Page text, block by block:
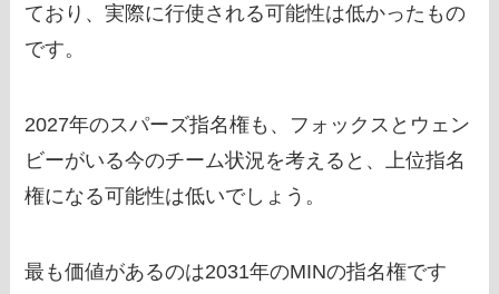
ており、実際に行使される可能性は低かったもの
です。
2027年のスパーズ指名権も、フォックスとウェン
ビーがいる今のチーム状況を考えると、上位指名
権になる可能性は低いでしょう。
最も価値があるのは2031年のMINの指名権です